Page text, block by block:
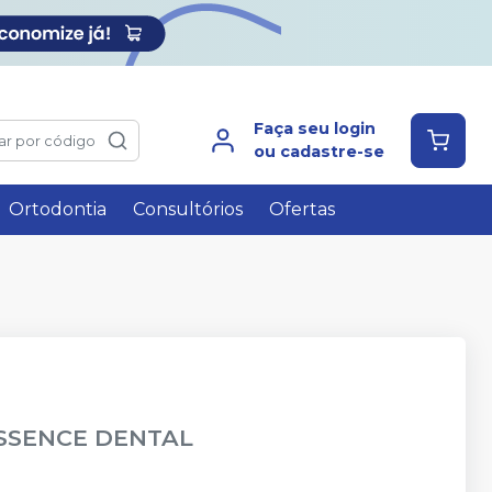
por código
Faça seu login
ou cadastre-se
Ortodontia Consultórios Ofertas
DENTAL